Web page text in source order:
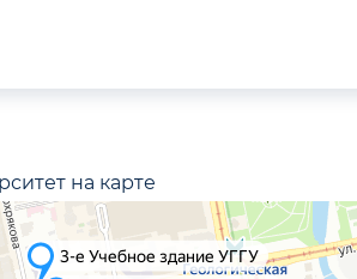
на карте